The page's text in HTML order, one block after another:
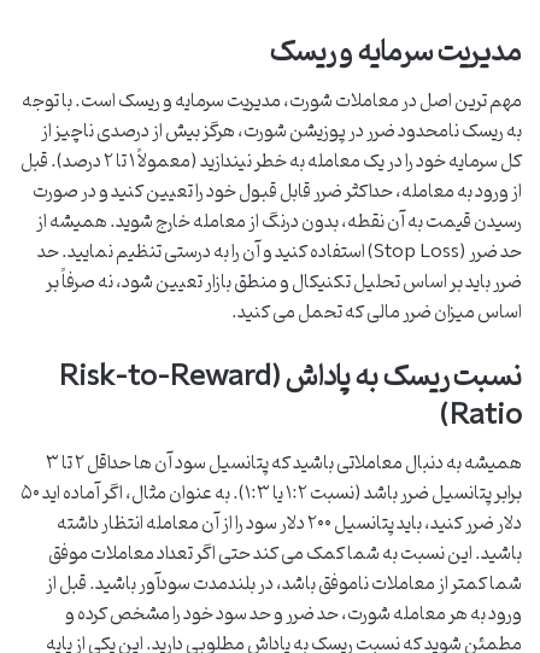
مدیریت سرمایه و ریسک
مهم ترین اصل در معاملات شورت، مدیریت سرمایه و ریسک است. با توجه
به ریسک نامحدود ضرر در پوزیشن شورت، هرگز بیش از درصدی ناچیز از
کل سرمایه خود را در یک معامله به خطر نیندازید (معمولاً ۱ تا ۲ درصد). قبل
از ورود به معامله، حداکثر ضرر قابل قبول خود را تعیین کنید و در صورت
رسیدن قیمت به آن نقطه، بدون درنگ از معامله خارج شوید. همیشه از
حد ضرر (Stop Loss) استفاده کنید و آن را به درستی تنظیم نمایید. حد
ضرر باید بر اساس تحلیل تکنیکال و منطق بازار تعیین شود، نه صرفاً بر
اساس میزان ضرر مالی که تحمل می کنید.
نسبت ریسک به پاداش (Risk-to-Reward
Ratio)
همیشه به دنبال معاملاتی باشید که پتانسیل سود آن ها حداقل ۲ تا ۳
برابر پتانسیل ضرر باشد (نسبت ۱:۲ یا ۱:۳). به عنوان مثال، اگر آماده اید ۵۰
دلار ضرر کنید، باید پتانسیل ۲۰۰ دلار سود را از آن معامله انتظار داشته
باشید. این نسبت به شما کمک می کند حتی اگر تعداد معاملات موفق
شما کمتر از معاملات ناموفق باشد، در بلندمدت سودآور باشید. قبل از
ورود به هر معامله شورت، حد ضرر و حد سود خود را مشخص کرده و
مطمئن شوید که نسبت ریسک به پاداش مطلوبی دارید. این یکی از پایه